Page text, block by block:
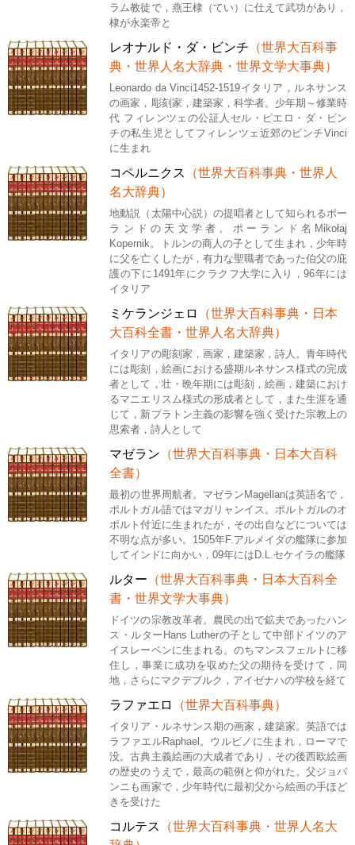
ラム教徒で，燕王棣（てい）に仕えて武功があり，
棣が永楽帝と
レオナルド・ダ・ビンチ （世界大百科事
典・世界人名大辞典・世界文学大事典）
Leonardo da Vinci1452-1519イタリア，ルネサンス
の画家，彫刻家，建築家，科学者。少年期～修業時
代 フィレンツェの公証人セル・ピエロ・ダ・ビン
チの私生児としてフィレンツェ近郊のビンチVinci
に生まれ
コペルニクス
（世界大百科事典・世界人
名大辞典）
地動説（太陽中心説）の提唱者として知られるポー
ランドの天文学者。ポーランド名Mikołaj
Kopernik。トルンの商人の子として生まれ，少年時
に父を亡くしたが，有力な聖職者であった伯父の庇
護の下に1491年にクラクフ大学に入り，96年には
イタリア
ミケランジェロ
（世界大百科事典・日本
大百科全書・世界人名大辞典）
イタリアの彫刻家，画家，建築家，詩人。青年時代
には彫刻，絵画における盛期ルネサンス様式の完成
者として，壮・晩年期には彫刻，絵画，建築におけ
るマニエリスム様式の形成者として，また生涯を通
じて，新プラトン主義の影響を強く受けた宗教上の
思索者，詩人として
マゼラン （世界大百科事典・日本大百科
全書）
最初の世界周航者。マゼランMagellanは英語名で，
ポルトガル語ではマガリャンイス。ポルトガルのオ
ポルト付近に生まれたが，その出自などについては
不明な点が多い。1505年F.アルメイダの艦隊に参加
してインドに向かい，09年にはD.L.セケイラの艦隊
ルター （世界大百科事典・日本大百科全
書・世界文学大事典）
ドイツの宗教改革者。農民の出で鉱夫であったハン
ス・ルターHans Lutherの子として中部ドイツのア
イスレーベンに生まれる。のちマンスフェルトに移
住し，事業に成功を収めた父の期待を受けて，同
地，さらにマクデブルク，アイゼナハの学校を経て
ラファエロ （世界大百科事典）
イタリア・ルネサンス期の画家，建築家。英語では
ラファエルRaphael。ウルビノに生まれ，ローマで
没。古典主義絵画の大成者であり，その後西欧絵画
の歴史のうえで，最高の範例と仰がれた。父ジョバ
ンニも画家で，少年時代に最初父から絵画の手ほど
きを受けた
コルテス
（世界大百科事典・世界人名大